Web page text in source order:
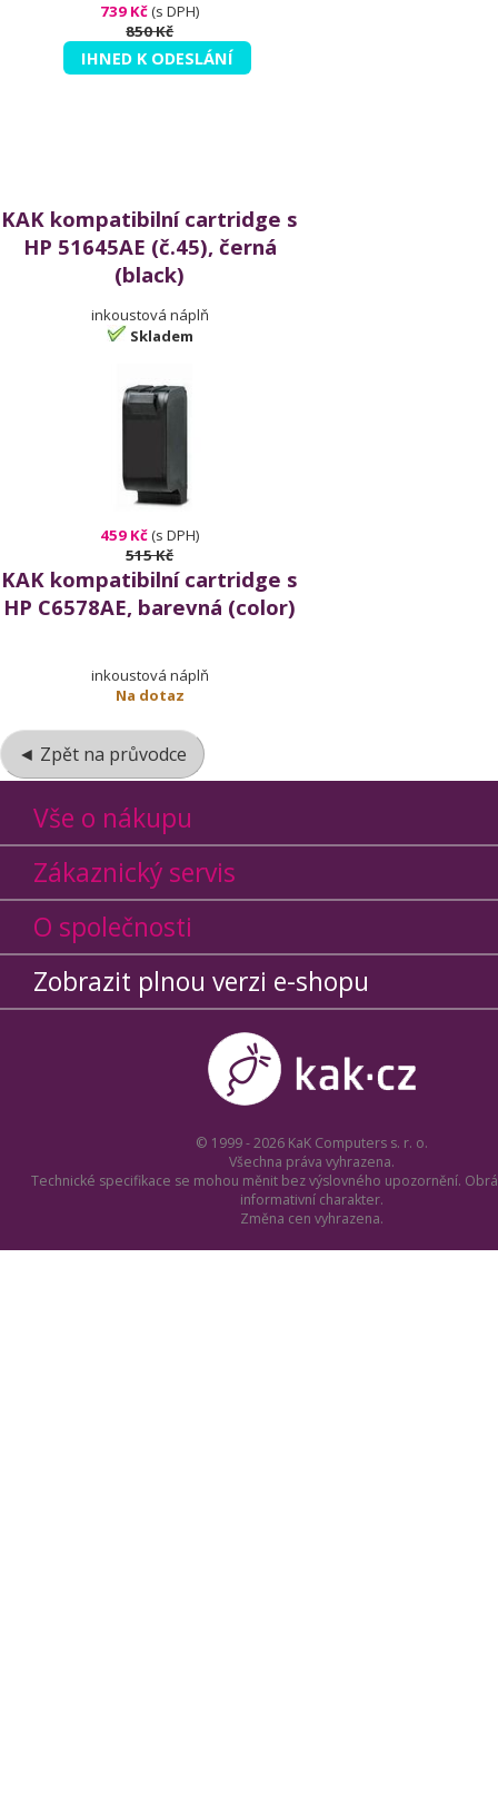
739 Kč(s DPH)
850 Kč
IHNED K ODESLÁNÍ
KAK kompatibilní cartridge s
HP 51645AE (č.45), černá
(black)
inkoustová náplň
Skladem
459 Kč(s DPH)
515 Kč
KAK kompatibilní cartridge s
HP C6578AE, barevná (color)
inkoustová náplň
Na dotaz
◄ Zpět na průvodce
Vše o nákupu
Zákaznický servis
O společnosti
Zobrazit plnou verzi e-shopu
© 1999 - 2026 KaK Computers s. r. o.
Všechna práva vyhrazena.
Technické specifikace se mohou měnit bez výslovného upozornění.
informativní charakter.
Změna cen vyhrazena.